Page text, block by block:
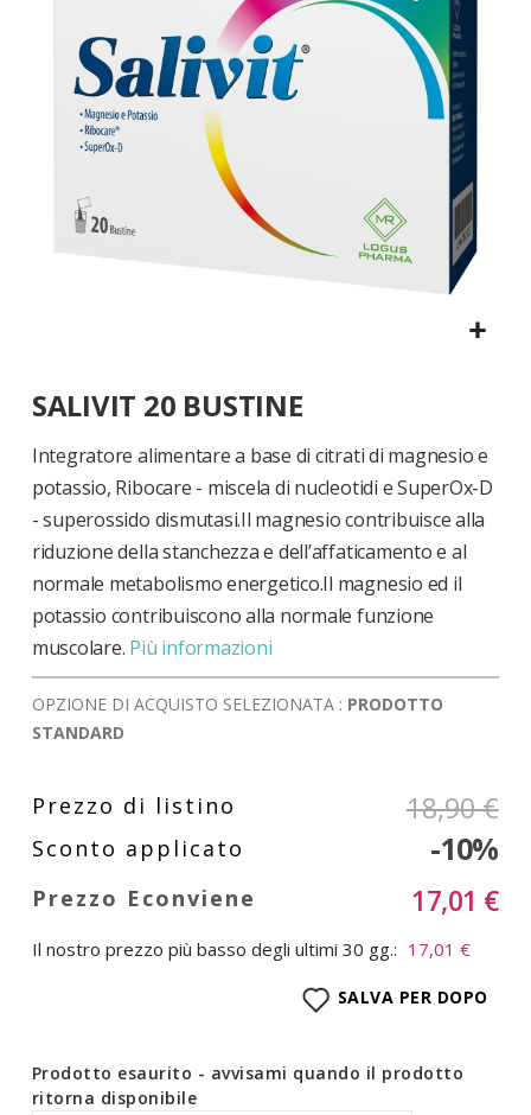
immagini
all'inizio
galleria
immagini
SALIVIT 20 BUSTINE
Integratore alimentare a base di citrati di magnesio e
potassio, Ribocare - miscela di nucleotidi e SuperOx-D
- superossido dismutasi.Il magnesio contribuisce alla
riduzione della stanchezza e dell’affaticamento e al
normale metabolismo energetico.Il magnesio ed il
potassio contribuiscono alla normale funzione
muscolare. Più informazioni
OPZIONE DI ACQUISTO SELEZIONATA : PRODOTTO
STANDARD
18,90 €
-10%
17,01 €
Il nostro prezzo più basso degli ultimi 30 gg.: 17,01 €
SALVA PER DOPO
Prodotto esaurito - avvisami quando il prodotto
ritorna disponibile